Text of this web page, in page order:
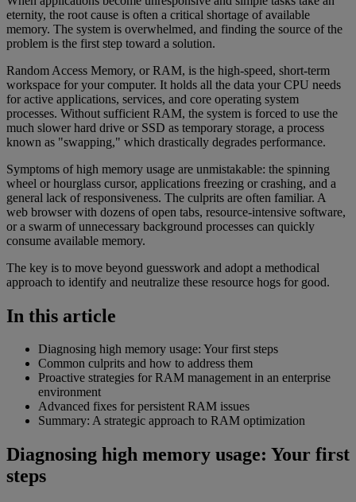
eternity, the root cause is often a critical shortage of available
memory. The system is overwhelmed, and finding the source of the
problem is the first step toward a solution.
Random Access Memory, or RAM, is the high-speed, short-term
workspace for your computer. It holds all the data your CPU needs
for active applications, services, and core operating system
processes. Without sufficient RAM, the system is forced to use the
much slower hard drive or SSD as temporary storage, a process
known as "swapping," which drastically degrades performance.
Symptoms of high memory usage are unmistakable: the spinning
wheel or hourglass cursor, applications freezing or crashing, and a
general lack of responsiveness. The culprits are often familiar. A
web browser with dozens of open tabs, resource-intensive software,
or a swarm of unnecessary background processes can quickly
consume available memory.
The key is to move beyond guesswork and adopt a methodical
approach to identify and neutralize these resource hogs for good.
In this article
Diagnosing high memory usage: Your first steps
Common culprits and how to address them
Proactive strategies for RAM management in an enterprise
environment
Advanced fixes for persistent RAM issues
Summary: A strategic approach to RAM optimization
Diagnosing high memory usage: Your first
steps